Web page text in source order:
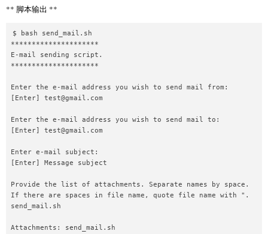
echo "E-mail sending script."
echo "*********************"
while [ 1 ]
then
echo -n -e "Enter the e-mail address you wish to send mail
echo -n -e "The address you provided is not valid:\n[Enter] "
fi
read FROM
echo $FROM | grep -E '^.+@.+$' > /dev/null
then
break
fi
** 脚本输出 **
$ bash send_mail.sh
*********************
E-mail sending script.
*********************
Enter the e-mail address you wish to send mail from:
[Enter] test@gmail.com
Enter the e-mail address you wish to send mail to:
[Enter] test@gmail.com
Enter e-mail subject:
[Enter] Message subject
Provide the list of attachments. Separate names by space.
If there are spaces in file name, quote file name with ".
send_mail.sh
Attachments: send_mail.sh